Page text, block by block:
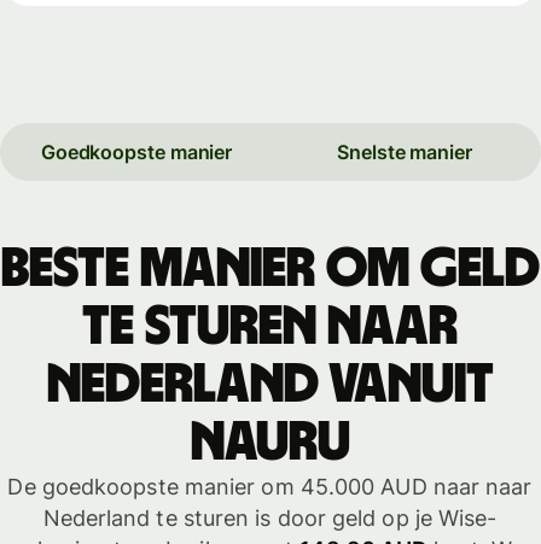
Goedkoopste manier Snelste manier
Beste manier om geld
te sturen naar
Nederland vanuit
Nauru
De goedkoopste manier om 45.000 AUD naar naar
Nederland te sturen is door geld op je Wise-